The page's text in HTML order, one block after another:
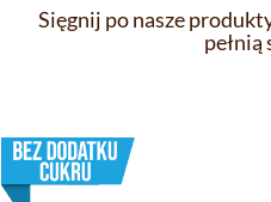
Sięgnij po nasze
pełnią